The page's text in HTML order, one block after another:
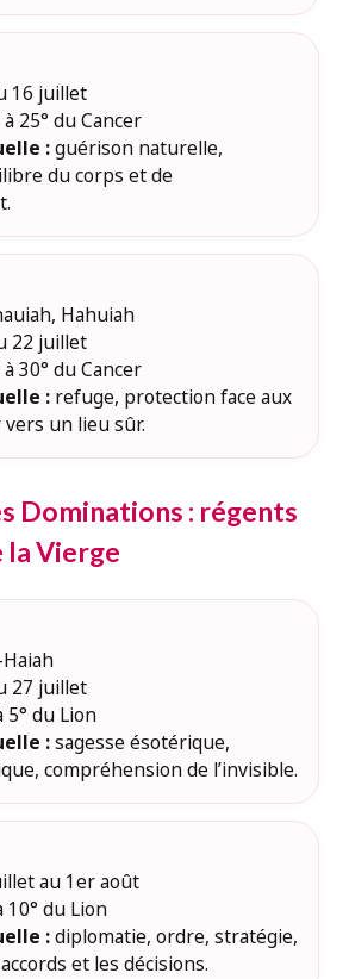
16 juillet
25° du Cancer
:guérison naturelle,
du corps et de
Hahuiah
22 juillet
30° du Cancer
: refuge, protection face aux
un lieu sûr.
Dominations : régents
la Vierge
27 juillet
5° du Lion
:sagesse ésotérique,
compréhension de l’invisible.
au 1er août
10° du Lion
:diplomatie, ordre, stratégie,
et les décisions.